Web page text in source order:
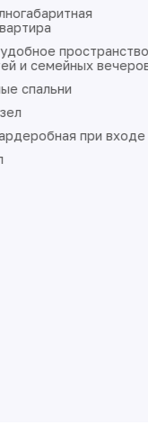
железная
стены в
кухне,
бетона
затёрты
разводка
квартира
Класс